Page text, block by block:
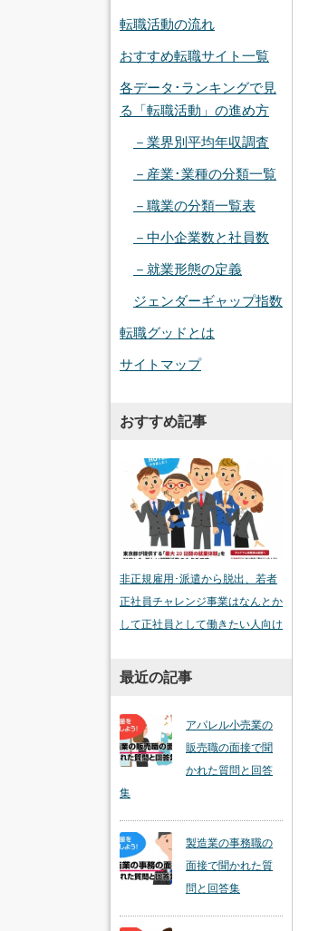
転職活動の流れ
おすすめ転職サイト一覧
各データ･ランキングで見
る「転職活動」の進め方
－業界別平均年収調査
－産業･業種の分類一覧
－職業の分類一覧表
－中小企業数と社員数
－就業形態の定義
ジェンダーギャップ指数
転職グッドとは
サイトマップ
おすすめ記事
非正規雇用･派遣から脱出、若者
正社員チャレンジ事業はなんとか
して正社員として働きたい人向け
最近の記事
アパレル小売業の
販売職の面接で聞
かれた質問と回答
集
製造業の事務職の
面接で聞かれた質
問と回答集